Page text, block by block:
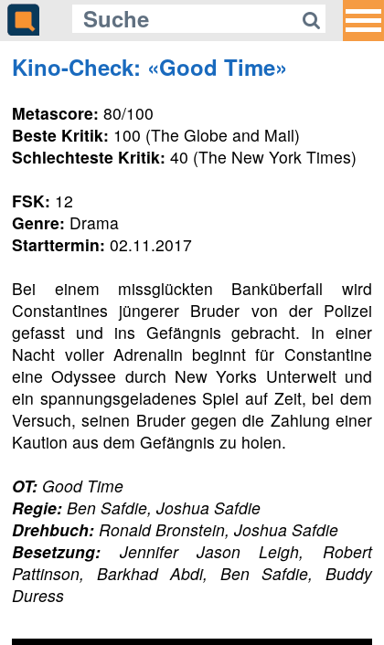
Kino-Check: «Good Time»
Metascore: 80/100
Beste Kritik: 100 (The Globe and Mail)
Schlechteste Kritik: 40 (The New York Times)
FSK: 12
Genre: Drama
Starttermin: 02.11.2017
Bei einem missglückten Banküberfall wird
Constantines jüngerer Bruder von der Polizei
gefasst und ins Gefängnis gebracht. In einer
Nacht voller Adrenalin beginnt für Constantine
eine Odyssee durch New Yorks Unterwelt und
ein spannungsgeladenes Spiel auf Zeit, bei dem
Versuch, seinen Bruder gegen die Zahlung einer
Kaution aus dem Gefängnis zu holen.
OT: Good Time
Regie: Ben Safdie, Joshua Safdie
Drehbuch: Ronald Bronstein, Joshua Safdie
Besetzung: Jennifer Jason Leigh, Robert
Pattinson, Barkhad Abdi, Ben Safdie, Buddy
Duress